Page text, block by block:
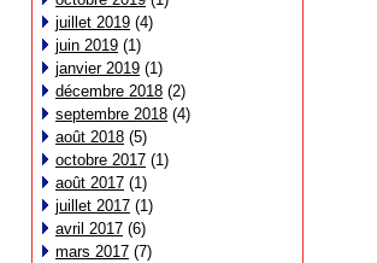
juillet 2019 (4)
juin 2019 (1)
janvier 2019 (1)
décembre 2018 (2)
septembre 2018 (4)
août 2018 (5)
octobre 2017 (1)
août 2017 (1)
juillet 2017 (1)
avril 2017 (6)
mars 2017 (7)